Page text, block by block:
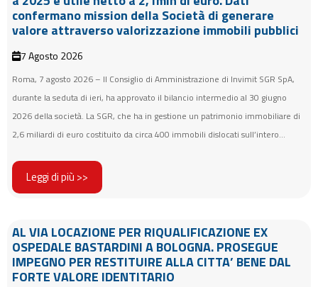
confermano mission della Società di generare
valore attraverso valorizzazione immobili pubblici
7 Agosto 2026
Roma, 7 agosto 2026 – Il Consiglio di Amministrazione di Invimit SGR SpA,
durante la seduta di ieri, ha approvato il bilancio intermedio al 30 giugno
2026 della società. La SGR, che ha in gestione un patrimonio immobiliare di
2,6 miliardi di euro costituito da circa 400 immobili dislocati sull’intero...
Leggi di più >>
AL VIA LOCAZIONE PER RIQUALIFICAZIONE EX
OSPEDALE BASTARDINI A BOLOGNA. PROSEGUE
IMPEGNO PER RESTITUIRE ALLA CITTA’ BENE DAL
FORTE VALORE IDENTITARIO